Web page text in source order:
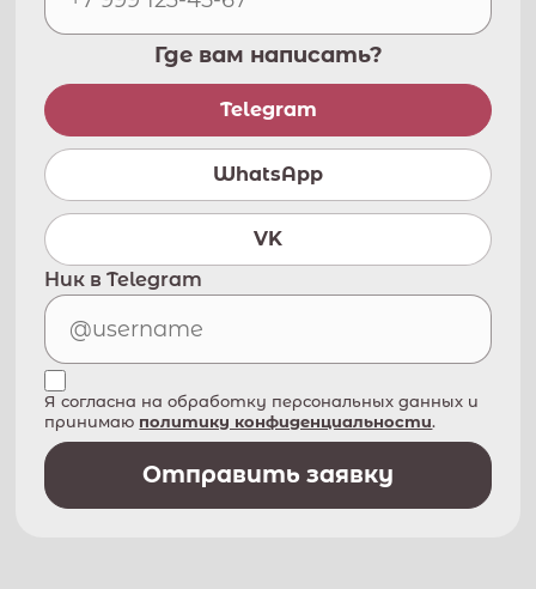
Где вам написать?
Telegram
WhatsApp
VK
Ник в Telegram
Я согласна на обработку персональных данных и
принимаю политику конфиденциальности.
Отправить заявку